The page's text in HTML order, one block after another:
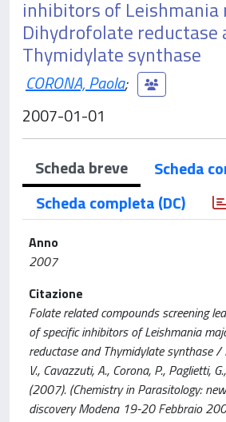
inhibitors of Leishmania
Dihydrofolate reductase
Thymidylate synthase
CORONA, Paola;
2007-01-01
Scheda breve
Scheda
Scheda completa (DC)
Anno
2007
Citazione
Folate related compounds screening
of specific inhibitors of Leishmania
reductase and Thymidylate synthase /
V., Cavazzuti, A., Corona, P., Paglietti,
(2007). (Chemistry in Parasitology:
discovery Modena 19-20 Febbraio